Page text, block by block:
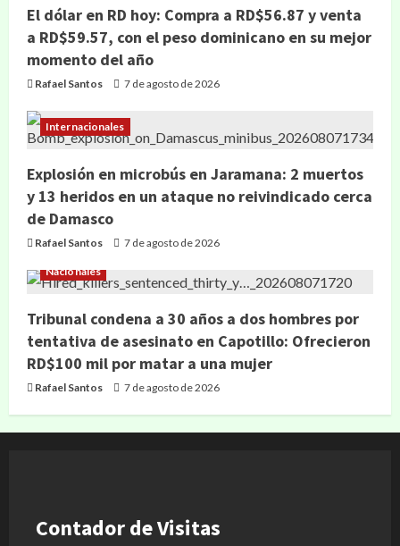
El dólar en RD hoy: Compra a RD$56.87 y venta
a RD$59.57, con el peso dominicano en su mejor
momento del año
Rafael Santos 7 de agosto de 2026
Internacionales
Explosión en microbús en Jaramana: 2 muertos
y 13 heridos en un ataque no reivindicado cerca
de Damasco
Rafael Santos 7 de agosto de 2026
Nacionales
Tribunal condena a 30 años a dos hombres por
tentativa de asesinato en Capotillo: Ofrecieron
RD$100 mil por matar a una mujer
Rafael Santos 7 de agosto de 2026
Contador de Visitas